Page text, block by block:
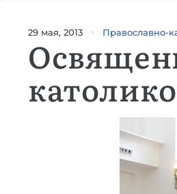
29 мая, 2013 Православно-